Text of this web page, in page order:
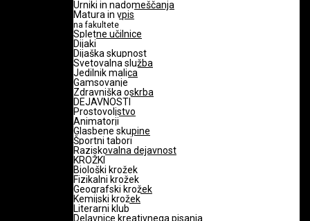
Urniki in nadomeščanja
Matura in vpis
na fakultete
Spletne učilnice
Dijaki
Dijaška skupnost
Svetovalna služba
Jedilnik malica
Gamsovanje
Zdravniška oskrba
DEJAVNOSTI
Prostovoljstvo
Animatorji
Glasbene skupine
Športni tabori
Raziskovalna dejavnost
KROŽKI
Biološki krožek
Fizikalni krožek
Geografski krožek
Kemijski krožek
Literarni klub
Delavnice kreativnega pisanja